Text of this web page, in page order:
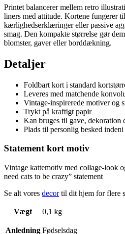
Printet balancerer mellem retro
liners med attitude. Kortene fungerer
kærlighedserklæringer eller passive
smag. Den kompakte størrelse gør
blomster, gaver eller borddækning.
Detaljer
Foldbart kort i standard
Leveres med matchende
Vintage-inspirerede motiver og
Trykt på kraftigt papir
Kan bruges til gave, dekoration
Plads til personlig besked indeni
Statement kort motiv
Vintage kattemotiv med collage-look
need cats to be crazy” statement
Se alt vores decortil dit hjem for flere
Vægt 0,1 kg
Anledning Fødselsdag